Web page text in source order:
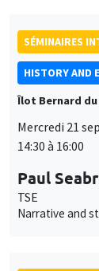
SÉMINAIRES
HISTORY AND
Îlot Bernard du
Mercredi 21
14:30 à 16:00
Paul
TSE
Narrative and